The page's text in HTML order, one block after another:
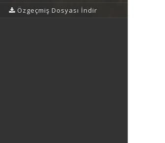
Özgeçmiş Dosyası İndir